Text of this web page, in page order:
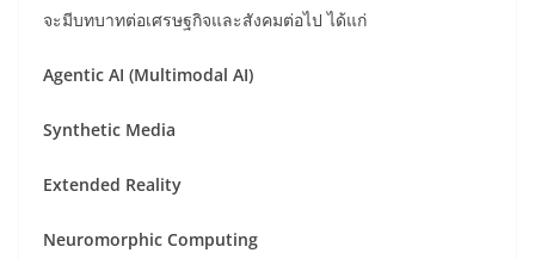
จะมีบทบาทต่อเศรษฐกิจและสังคมต่อไป ได้แก่
Agentic AI (Multimodal AI)
Synthetic Media
Extended Reality
Neuromorphic Computing